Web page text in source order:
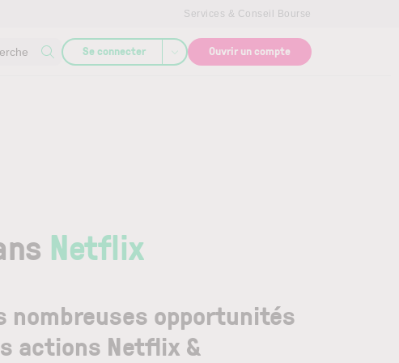
Services & Conseil Bourse
Se connecter Ouvrir un compte
Netflix
nombreuses opportunités
actions Netflix &